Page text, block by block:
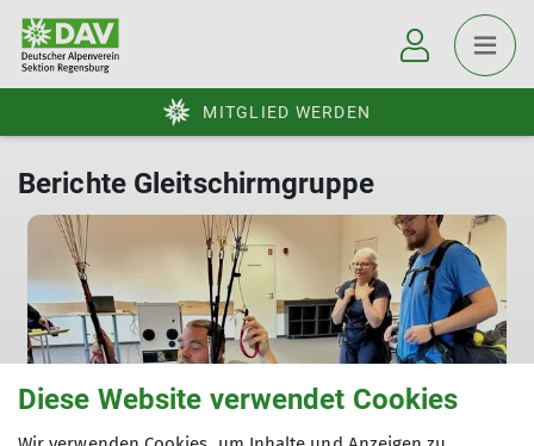
MITGLIED WERDEN
Berichte Gleitschirmgruppe
Diese Website verwendet Cookies